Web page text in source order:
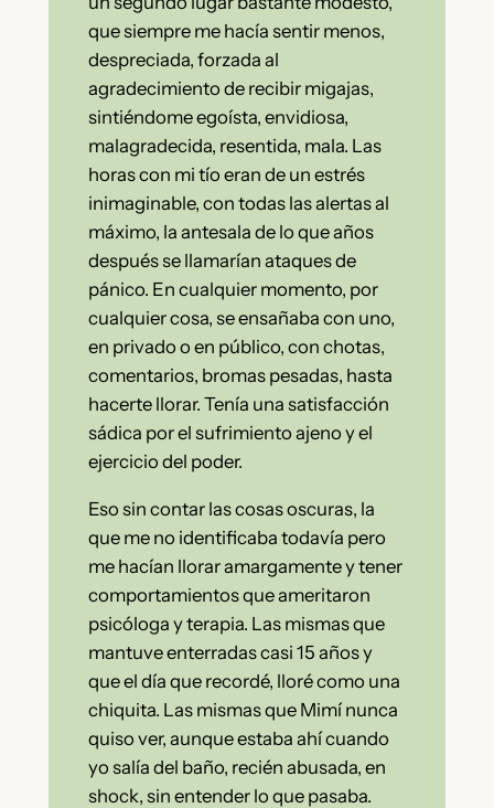
que siempre me hacía sentir menos,
despreciada, forzada al
agradecimiento de recibir migajas,
sintiéndome egoísta, envidiosa,
malagradecida, resentida, mala. Las
horas con mi tío eran de un estrés
inimaginable, con todas las alertas al
máximo, la antesala de lo que años
después se llamarían ataques de
pánico. En cualquier momento, por
cualquier cosa, se ensañaba con uno,
en privado o en público, con chotas,
comentarios, bromas pesadas, hasta
hacerte llorar. Tenía una satisfacción
sádica por el sufrimiento ajeno y el
ejercicio del poder.
Eso sin contar las cosas oscuras, la
que me no identificaba todavía pero
me hacían llorar amargamente y tener
comportamientos que ameritaron
psicóloga y terapia. Las mismas que
mantuve enterradas casi 15 años y
que el día que recordé, lloré como una
chiquita. Las mismas que Mimí nunca
quiso ver, aunque estaba ahí cuando
yo salía del baño, recién abusada, en
shock, sin entender lo que pasaba.